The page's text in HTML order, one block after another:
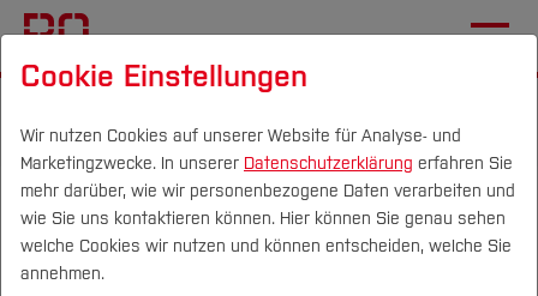
Campus Personen DE|EN Quicklinks
Studienprojekte
Formular Studienprojekte
Vielen Dank für die
Projekteinreichung.
Cookie Einstellungen
Wir nutzen Cookies auf unserer Website für Analyse- und
Marketingzwecke. In unserer Datenschutzerklärung erfahren Sie
mehr darüber, wie wir personenbezogene Daten verarbeiten und
wie Sie uns kontaktieren können. Hier können Sie genau sehen
welche Cookies wir nutzen und können entscheiden, welche Sie
annehmen.